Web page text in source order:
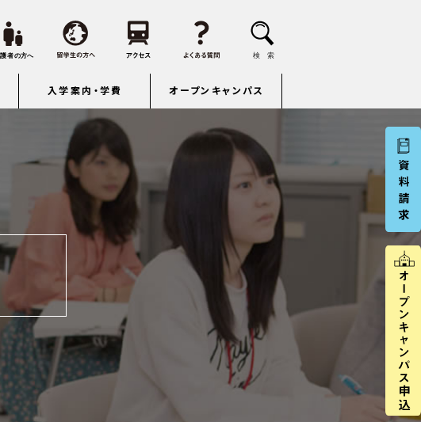
入学案内・学費 オープンキャンパス